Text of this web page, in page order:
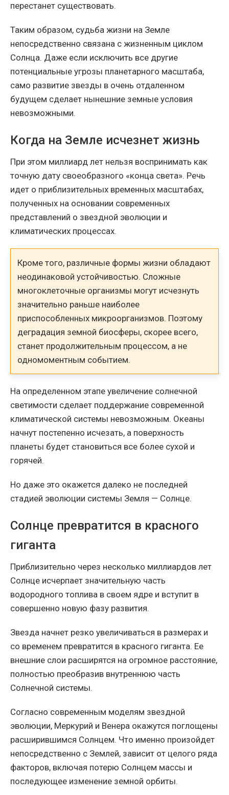
перестанет существовать.
Таким образом, судьба жизни на Земле
непосредственно связана с жизненным циклом
Солнца. Даже если исключить все другие
потенциальные угрозы планетарного масштаба,
само развитие звезды в очень отдаленном
будущем сделает нынешние земные условия
невозможными.
Когда на Земле исчезнет жизнь
При этом миллиард лет нельзя воспринимать как
точную дату своеобразного «конца света». Речь
идет о приблизительных временных масштабах,
полученных на основании современных
представлений о звездной эволюции и
климатических процессах.
Кроме того, различные формы жизни обладают
неодинаковой устойчивостью. Сложные
многоклеточные организмы могут исчезнуть
значительно раньше наиболее
приспособленных микроорганизмов. Поэтому
деградация земной биосферы, скорее всего,
станет продолжительным процессом, а не
одномоментным событием.
На определенном этапе увеличение солнечной
светимости сделает поддержание современной
климатической системы невозможным. Океаны
начнут постепенно исчезать, а поверхность
планеты будет становиться все более сухой и
горячей.
Но даже это окажется далеко не последней
стадией эволюции системы Земля — Солнце.
Солнце превратится в красного
гиганта
Приблизительно через несколько миллиардов лет
Солнце исчерпает значительную часть
водородного топлива в своем ядре и вступит в
совершенно новую фазу развития.
Звезда начнет резко увеличиваться в размерах и
со временем превратится в красного гиганта. Ее
внешние слои расширятся на огромное расстояние,
полностью преобразив внутреннюю часть
Солнечной системы.
Согласно современным моделям звездной
эволюции, Меркурий и Венера окажутся поглощены
расширившимся Солнцем. Что именно произойдет
непосредственно с Землей, зависит от целого ряда
факторов, включая потерю Солнцем массы и
последующее изменение земной орбиты.